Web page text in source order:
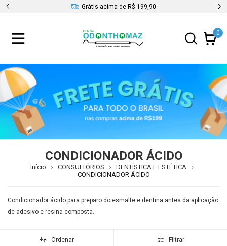
Grátis acima de R$ 199,90
0
CONDICIONADOR ÁCIDO
Início CONSULTÓRIOS
DENTÍSTICA E ESTÉTICA
CONDICIONADOR ÁCIDO
Condicionador ácido para preparo do esmalte e dentina antes da aplicação
de adesivo e resina composta.
Ordenar Filtrar